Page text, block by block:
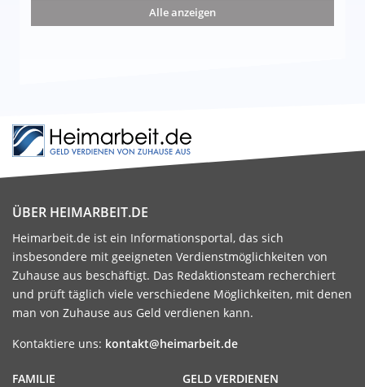
Alle anzeigen
ÜBER HEIMARBEIT.DE
Heimarbeit.de ist ein Informationsportal, das sich
insbesondere mit geeigneten Verdienstmöglichkeiten von
Zuhause aus beschäftigt. Das Redaktionsteam recherchiert
und prüft täglich viele verschiedene Möglichkeiten, mit denen
man von Zuhause aus Geld verdienen kann.
Kontaktiere uns: kontakt@heimarbeit.de
GELD VERDIENEN
FAMILIE